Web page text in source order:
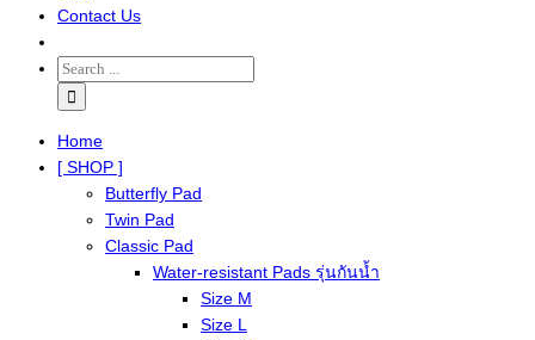
Contact Us
Home
[ SHOP ]
Butterfly Pad
Twin Pad
Classic Pad
Water-resistant Pads รุ่นกันน้ำ
Size M
Size L